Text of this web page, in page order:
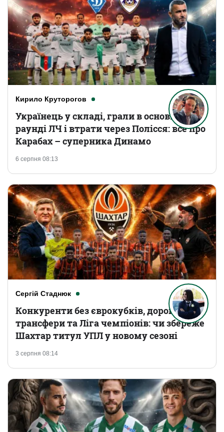
Кирило Круторогов
6 серпня 08:13
Українець у складі, грали в основному
раунді ЛЧ і втрати через Полісся: все про
Карабах – суперника Динамо
Сергій Стаднюк
3 серпня 08:14
Конкуренти без єврокубків, дорогі
трансфери та Ліга чемпіонів: чи збереже
Шахтар титул УПЛ у новому сезоні